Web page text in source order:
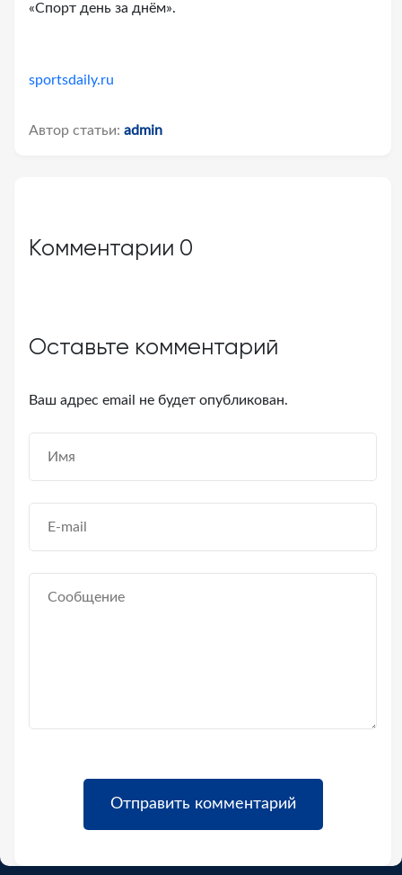
«Спорт день за днём».
sportsdaily.ru
Автор статьи: admin
Комментарии 0
Оставьте комментарий
Ваш адрес email не будет опубликован.